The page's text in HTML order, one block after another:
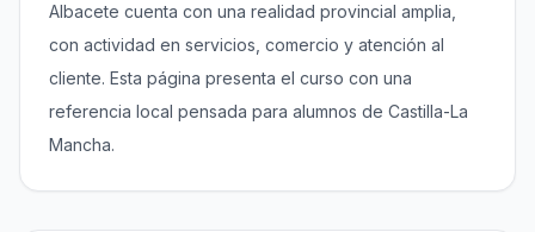
Albacete cuenta con una realidad provincial amplia,
con actividad en servicios, comercio y atención al
cliente. Esta página presenta el curso con una
referencia local pensada para alumnos de Castilla-La
Mancha.